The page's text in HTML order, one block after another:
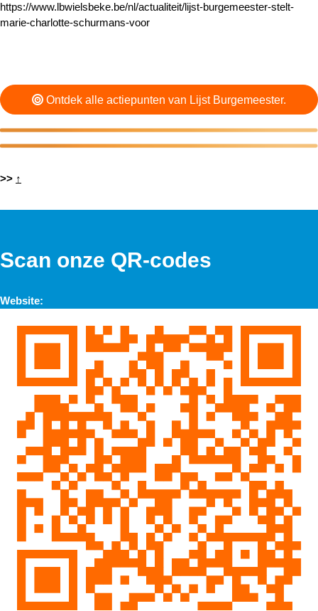
https://www.lbwielsbeke.be/nl/actualiteit/lijst-burgemeester-stelt-
marie-charlotte-schurmans-voor
Ontdek alle actiepunten van Lijst Burgemeester.
>> ↑
Scan onze QR-codes
Website: